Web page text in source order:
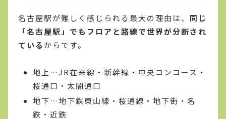
名古屋駅が難しく感じられる最大の理由は、 同じ
「名古屋駅」でもフロアと路線で世界が分断され
ている からです。
地上…JR在来線・新幹線・中央コンコース・
桜通口・太閤通口
地下…地下鉄東山線・桜通線・地下街・名
鉄・近鉄